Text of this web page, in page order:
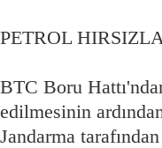
PETROL
BTC Boru
edilmesinin
Jandarma